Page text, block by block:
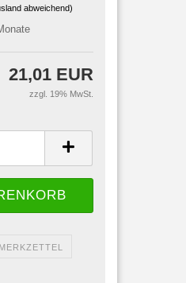
abweichend)
21,01 EUR
zzgl. 19% MwSt.